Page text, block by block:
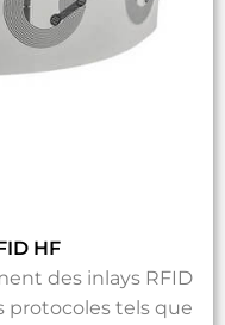
HF
des inlays RFID
protocoles tels que